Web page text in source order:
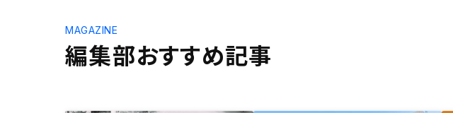
編集部おすすめ記事
MAGAZINE